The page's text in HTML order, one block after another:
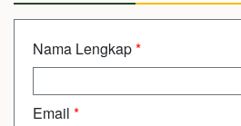
Nama Lengkap*
Email *